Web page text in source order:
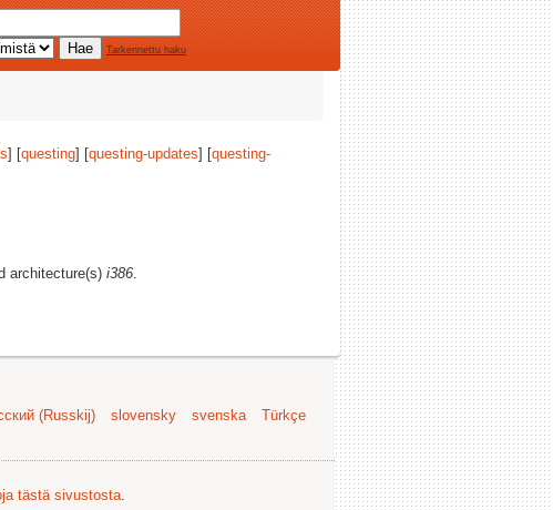
Tarkennettu haku
] [questing] [questing-updates] [questing-
architecture(s) i386.
(Russkij) slovensky svenska
Türkçe
tästä sivustosta.